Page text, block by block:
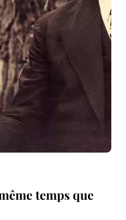
temps que